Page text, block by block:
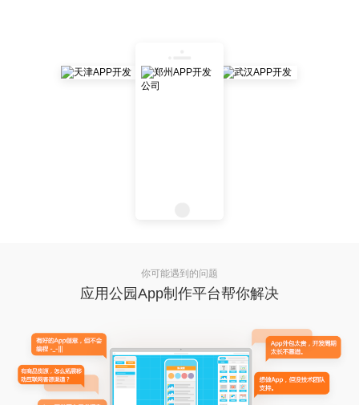
你可能遇到的问题
应用公园App制作平台帮你解决